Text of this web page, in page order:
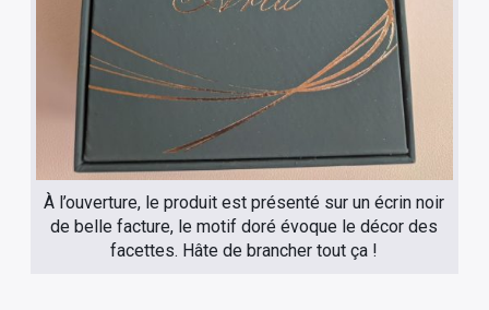
À l’ouverture, le produit est présenté sur un écrin noir
de belle facture, le motif doré évoque le décor des
facettes. Hâte de brancher tout ça !